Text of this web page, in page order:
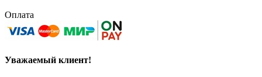
Оплата
Уважаемый клиент!